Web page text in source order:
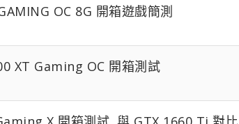
OC 8G 開箱遊戲簡測
XT Gaming OC 開箱測試